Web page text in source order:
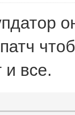
и все.